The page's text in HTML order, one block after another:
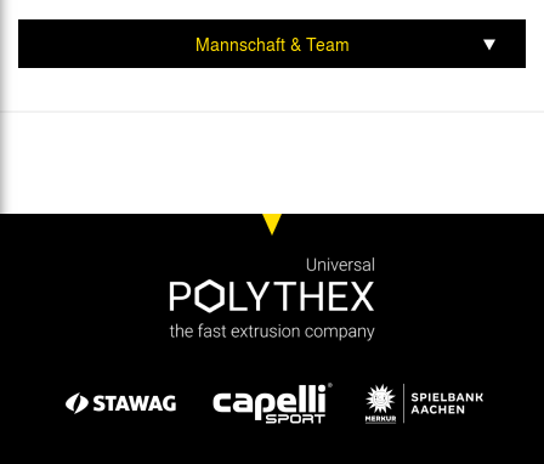
Mannschaft & Team